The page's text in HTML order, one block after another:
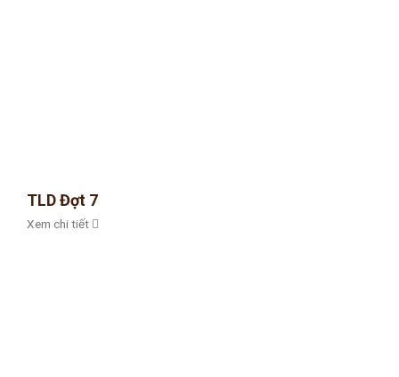
TLD Đợt 7
Xem chi tiết